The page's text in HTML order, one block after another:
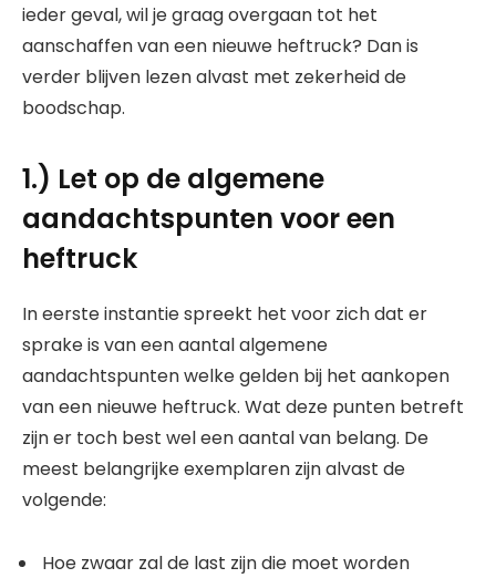
ieder geval, wil je graag overgaan tot het
aanschaffen van een nieuwe heftruck? Dan is
verder blijven lezen alvast met zekerheid de
boodschap.
1.) Let op de algemene
aandachtspunten voor een
heftruck
In eerste instantie spreekt het voor zich dat er
sprake is van een aantal algemene
aandachtspunten welke gelden bij het aankopen
van een nieuwe heftruck. Wat deze punten betreft
zijn er toch best wel een aantal van belang. De
meest belangrijke exemplaren zijn alvast de
volgende:
Hoe zwaar zal de last zijn die moet worden